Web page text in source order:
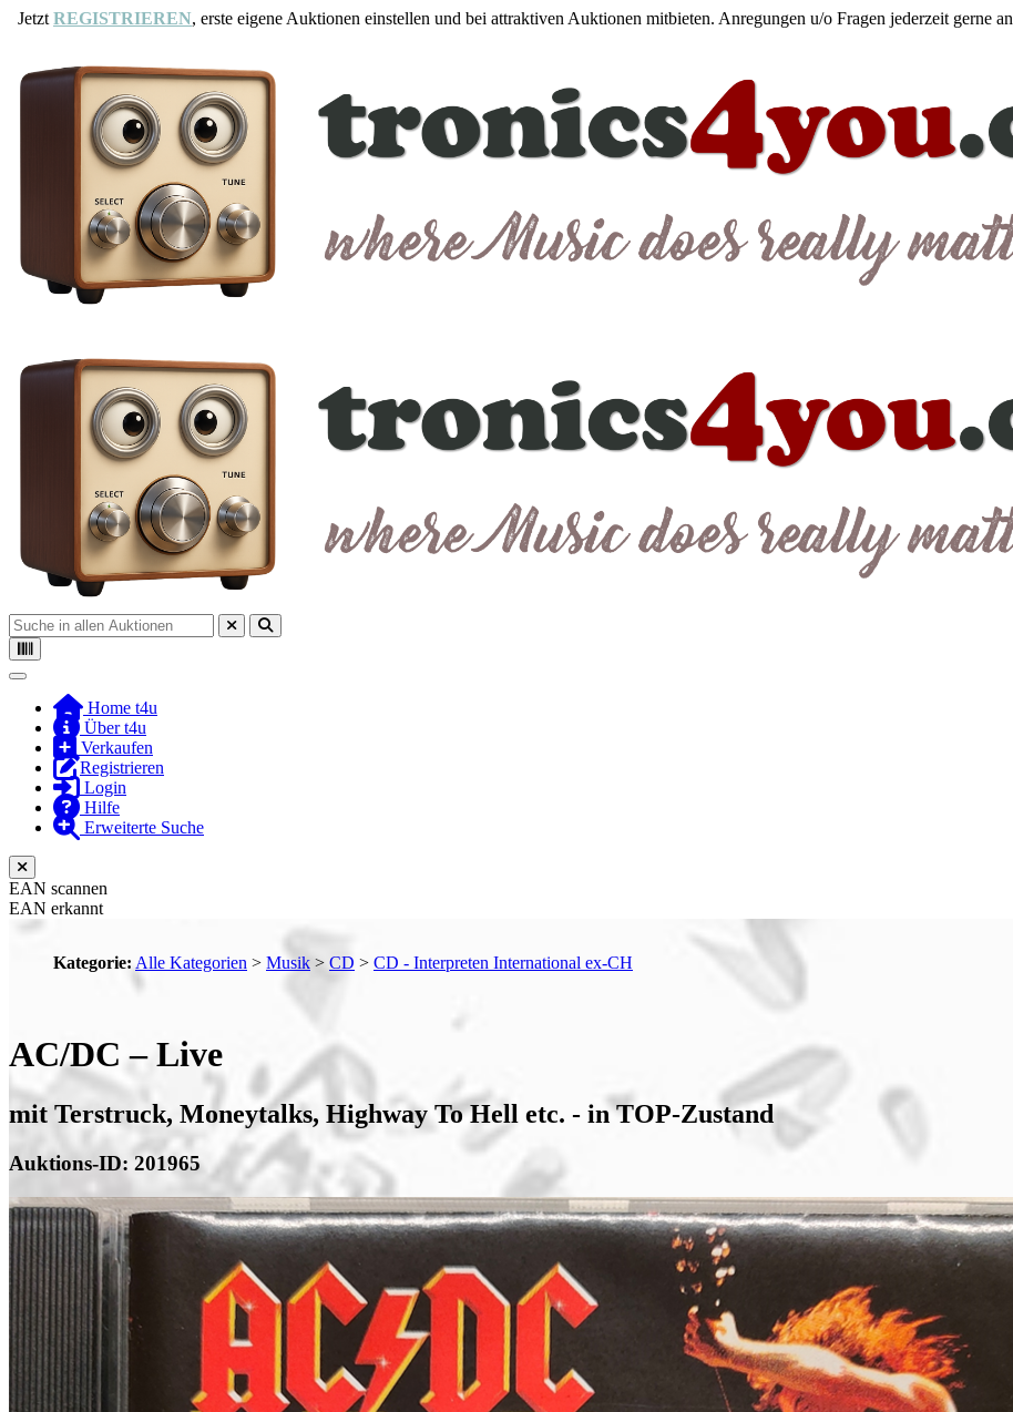
Jetzt REGISTRIEREN, erste eigene Auktionen einstellen und bei attraktiven Auktionen mitbieten. Anregungen u/o Fragen jederzeit gerne an
Toggle navigation
Home t4u
Über t4u
Verkaufen
Registrieren
Login
Hilfe
Erweiterte Suche
EAN scannen
EAN erkannt
Kategorie: Alle Kategorien > Musik > CD > CD - Interpreten International ex-CH
AC/DC – Live
mit Terstruck, Moneytalks, Highway To Hell etc. - in TOP-Zustand
Auktions-ID: 201965